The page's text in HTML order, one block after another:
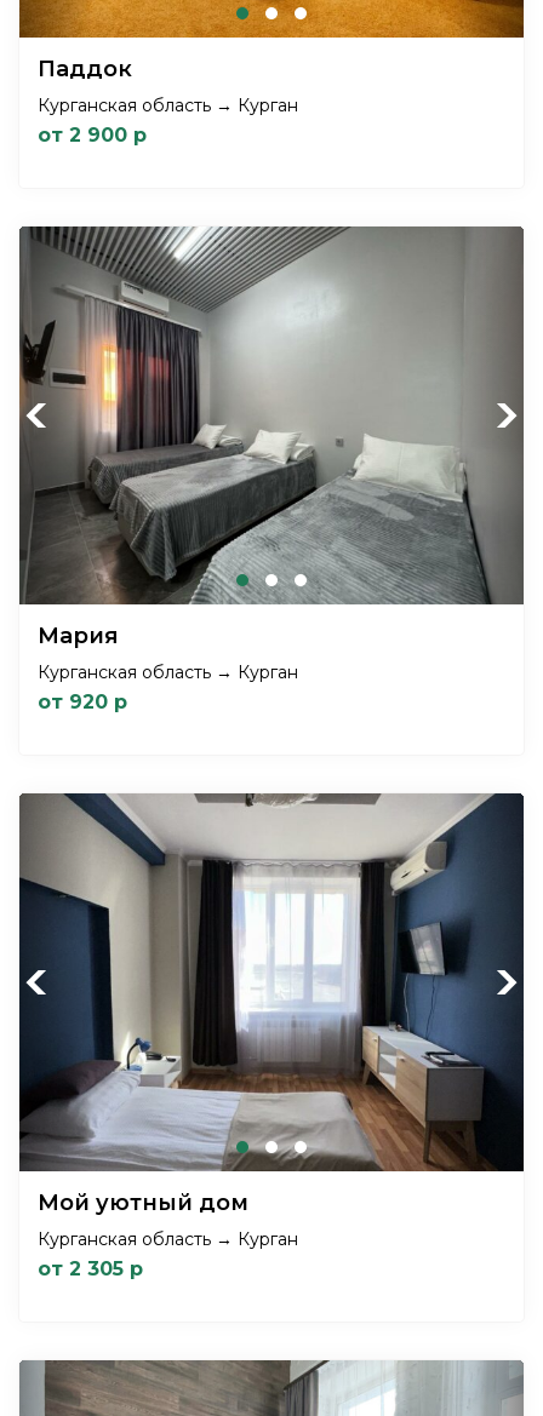
Паддок
Курганская область → Курган
от 2 900 р
Previous Next
Мария
Курганская область → Курган
от 920 р
Previous Next
Мой уютный дом
Курганская область → Курган
от 2 305 р